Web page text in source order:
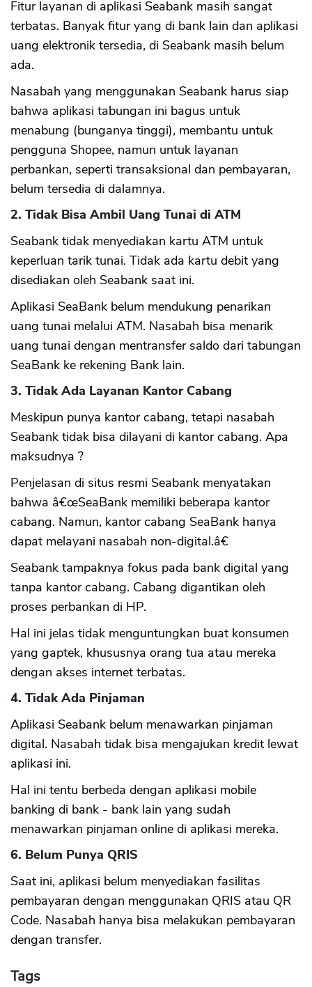
Fitur layanan di aplikasi Seabank masih sangat
terbatas. Banyak fitur yang di bank lain dan aplikasi
uang elektronik tersedia, di Seabank masih belum
ada.
Nasabah yang menggunakan Seabank harus siap
bahwa aplikasi tabungan ini bagus untuk
menabung (bunganya tinggi), membantu untuk
pengguna Shopee, namun untuk layanan
perbankan, seperti transaksional dan pembayaran,
belum tersedia di dalamnya.
2. Tidak Bisa Ambil Uang Tunai di ATM
Seabank tidak menyediakan kartu ATM untuk
keperluan tarik tunai. Tidak ada kartu debit yang
disediakan oleh Seabank saat ini.
Aplikasi SeaBank belum mendukung penarikan
uang tunai melalui ATM. Nasabah bisa menarik
uang tunai dengan mentransfer saldo dari tabungan
SeaBank ke rekening Bank lain.
3. Tidak Ada Layanan Kantor Cabang
Meskipun punya kantor cabang, tetapi nasabah
Seabank tidak bisa dilayani di kantor cabang. Apa
maksudnya ?
Penjelasan di situs resmi Seabank menyatakan
bahwa â€œSeaBank memiliki beberapa kantor
cabang. Namun, kantor cabang SeaBank hanya
dapat melayani nasabah non-digital.â€
Seabank tampaknya fokus pada bank digital yang
tanpa kantor cabang. Cabang digantikan oleh
proses perbankan di HP.
Hal ini jelas tidak menguntungkan buat konsumen
yang gaptek, khususnya orang tua atau mereka
dengan akses internet terbatas.
4. Tidak Ada Pinjaman
Aplikasi Seabank belum menawarkan pinjaman
digital. Nasabah tidak bisa mengajukan kredit lewat
aplikasi ini.
Hal ini tentu berbeda dengan aplikasi mobile
banking di bank - bank lain yang sudah
menawarkan pinjaman online di aplikasi mereka.
6. Belum Punya QRIS
Saat ini, aplikasi belum menyediakan fasilitas
pembayaran dengan menggunakan QRIS atau QR
Code. Nasabah hanya bisa melakukan pembayaran
dengan transfer.
Tags